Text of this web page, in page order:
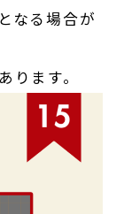
なる場合が
ります。